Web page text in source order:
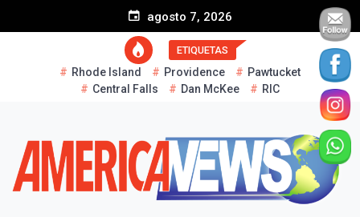
agosto 7, 2026
ETIQUETAS
Rhode Island Providence
Pawtucket
Central Falls
Dan McKee RIC